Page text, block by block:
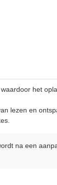
het
lezen en
na een